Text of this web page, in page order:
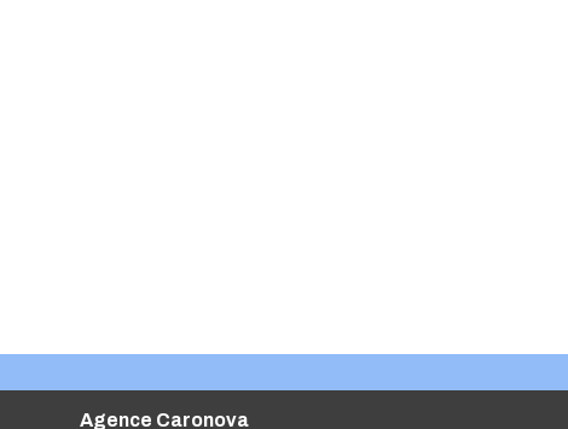
Agence Caronova